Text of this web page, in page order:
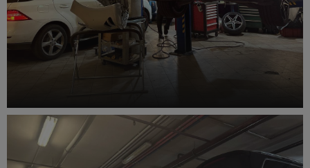
Ремонт системы охлаждения ДВС